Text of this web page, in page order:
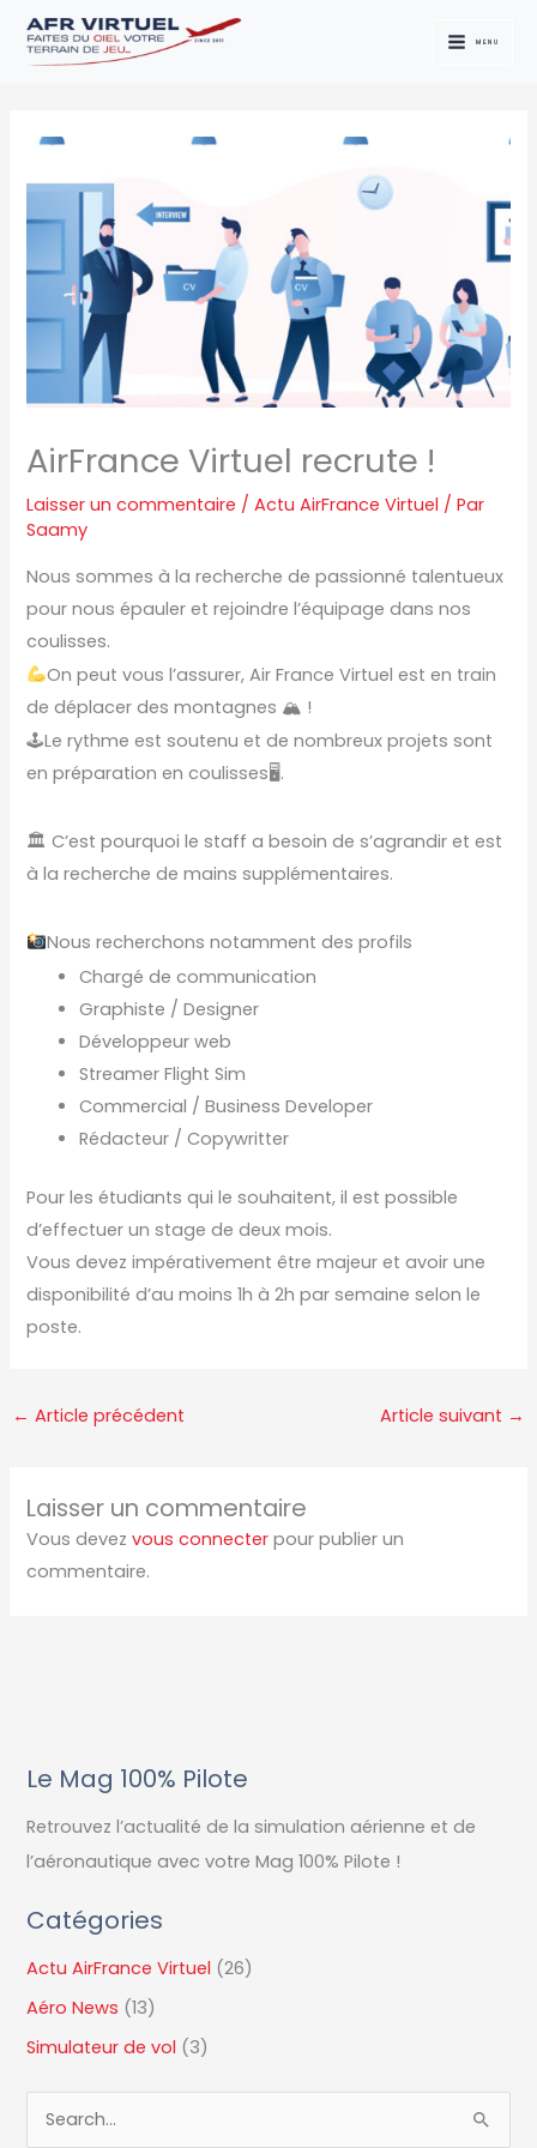
Aller
MENU
AirFrance Virtuel recrute !
Laisser un commentaire /Actu AirFrance Virtuel / Par
Saamy
Nous sommes à la recherche de passionné talentueux
pour nous épauler et rejoindre l’équipage dans nos
coulisses.
On peut vous l’assurer, Air France Virtuel est en train
de déplacer des montagnes 🏔 !
🕹Le rythme est soutenu et de nombreux projets sont
en préparation en coulisses🖥.
🏛 C’est pourquoi le staff a besoin de s’agrandir et est
à la recherche de mains supplémentaires.
Nous recherchons notamment des profils
Chargé de communication
Graphiste / Designer
Développeur web
Streamer Flight Sim
Commercial / Business Developer
Rédacteur / Copywritter
Pour les étudiants qui le souhaitent, il est possible
d’effectuer un stage de deux mois.
Vous devez impérativement être majeur et avoir une
disponibilité d’au moins 1h à 2h par semaine selon le
poste.
← Article précédent Article suivant →
Laisser un commentaire
Vous devezvous connecter pour publier un
commentaire.
Le Mag 100% Pilote
Retrouvez l’actualité de la simulation aérienne et de
l’aéronautique avec votre Mag 100% Pilote !
Catégories
Actu AirFrance Virtuel (26)
Aéro News (13)
Simulateur de vol (3)